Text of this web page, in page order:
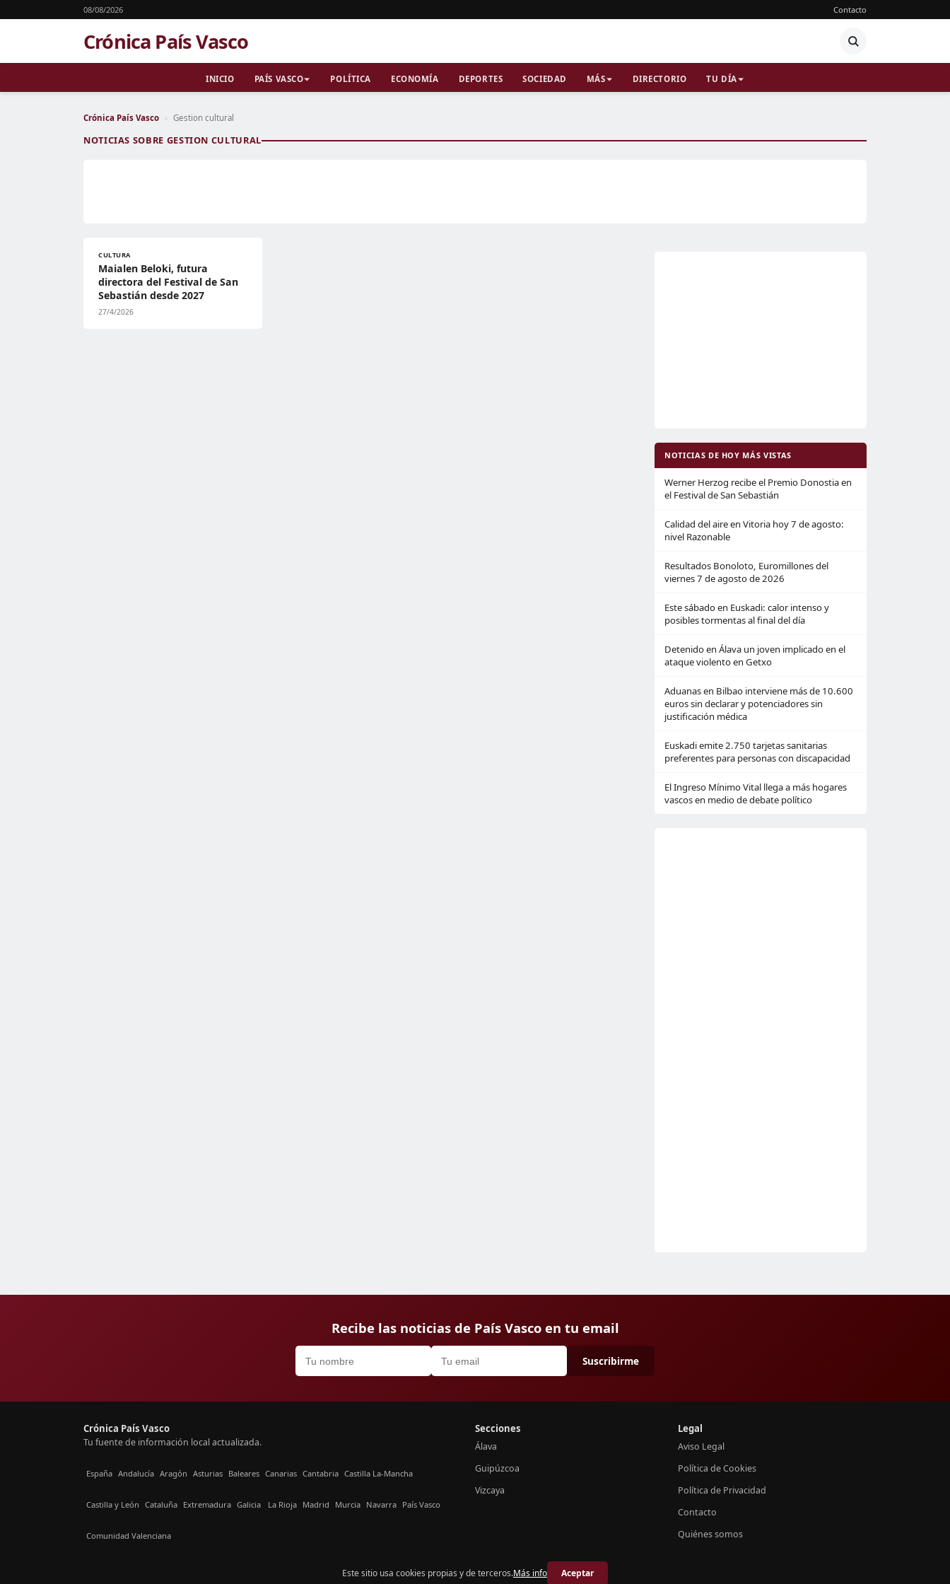
08/08/2026 Contacto
Crónica País Vasco
INICIO PAÍS VASCO POLÍTICA ECONOMÍA DEPORTES SOCIEDAD MÁS DIRECTORIO TU DÍA
Crónica País Vasco › Gestion cultural
NOTICIAS SOBRE GESTION CULTURAL
CULTURA
Maialen Beloki, futura
directora del Festival de San
Sebastián desde 2027
27/4/2026
NOTICIAS DE HOY MÁS VISTAS
Werner Herzog recibe el Premio Donostia en
el Festival de San Sebastián
Calidad del aire en Vitoria hoy 7 de agosto:
nivel Razonable
Resultados Bonoloto, Euromillones del
viernes 7 de agosto de 2026
Este sábado en Euskadi: calor intenso y
posibles tormentas al final del día
Detenido en Álava un joven implicado en el
ataque violento en Getxo
Aduanas en Bilbao interviene más de 10.600
euros sin declarar y potenciadores sin
justificación médica
Euskadi emite 2.750 tarjetas sanitarias
preferentes para personas con discapacidad
El Ingreso Mínimo Vital llega a más hogares
vascos en medio de debate político
Recibe las noticias de País Vasco en tu email
Suscribirme
Crónica País Vasco
Tu fuente de información local actualizada.
España Andalucía Aragón Asturias Baleares Canarias Cantabria Castilla La-Mancha
Castilla y León Cataluña Extremadura Galicia La Rioja Madrid Murcia Navarra País Vasco
Comunidad Valenciana
Secciones
Álava
Guipúzcoa
Vizcaya
Legal
Aviso Legal
Política de Cookies
Política de Privacidad
Contacto
Quiénes somos
© 2026 Crónica País Vasco
Este sitio usa cookies propias y de terceros.Más info Aceptar